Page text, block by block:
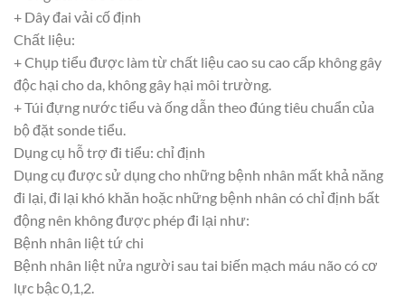
+ Dây đai vải cố định
Chất liệu:
+ Chụp tiểu được làm từ chất liệu cao su cao cấp không gây
độc hại cho da, không gây hại môi trường.
+ Túi đựng nước tiểu và ống dẫn theo đúng tiêu chuẩn của
bộ đặt sonde tiểu.
Dụng cụ hỗ trợ đi tiểu: chỉ định
Dụng cụ được sử dụng cho những bệnh nhân mất khả năng
đi lại, đi lại khó khăn hoặc những bệnh nhân có chỉ định bất
động nên không được phép đi lại như:
Bệnh nhân liệt tứ chi
Bệnh nhân liệt nửa người sau tai biến mạch máu não có cơ
lực bậc 0,1,2.